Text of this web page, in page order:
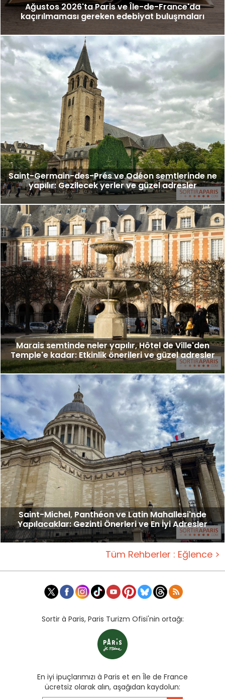
Ağustos 2026'ta Paris ve Île-de-France'da
kaçırılmaması gereken edebiyat buluşmaları
Saint-Germain-des-Prés ve Odéon semtlerinde ne
yapılır: Gezilecek yerler ve güzel adresler
Marais semtinde neler yapılır, Hôtel de Ville'den
Temple'e kadar: Etkinlik önerileri ve güzel adresler
Saint-Michel, Panthéon ve Latin Mahallesi'nde
Yapılacaklar: Gezinti Önerleri ve En İyi Adresler
Tüm Rehberler : Eğlence >
Sortir à Paris, Paris Turizm Ofisi'nin ortağı:
En iyi ipuçlarımızı à Paris et en Île de France
ücretsiz olarak alın, aşağıdan kaydolun: